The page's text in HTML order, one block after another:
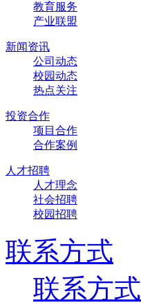
教育服务
产业联盟
新闻资讯
公司动态
校园动态
热点关注
投资合作
项目合作
合作案例
人才招聘
人才理念
社会招聘
校园招聘
联系方式
联系方式